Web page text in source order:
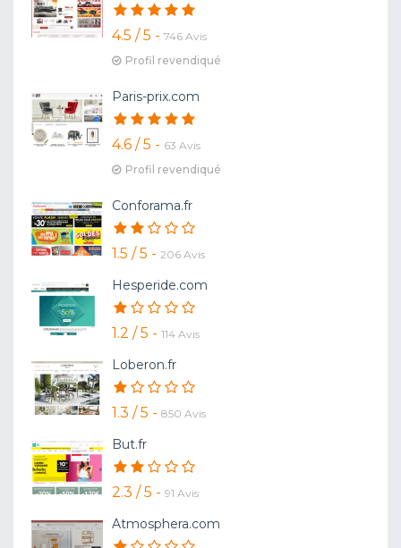
4.5 / 5 - 746 Avis
Profil revendiqué
Paris-prix.com
4.6 / 5 - 63 Avis
Profil revendiqué
Conforama.fr
1.5 / 5 - 206 Avis
Hesperide.com
1.2 / 5 - 114 Avis
Loberon.fr
1.3 / 5 - 850 Avis
But.fr
2.3 / 5 - 91 Avis
Atmosphera.com